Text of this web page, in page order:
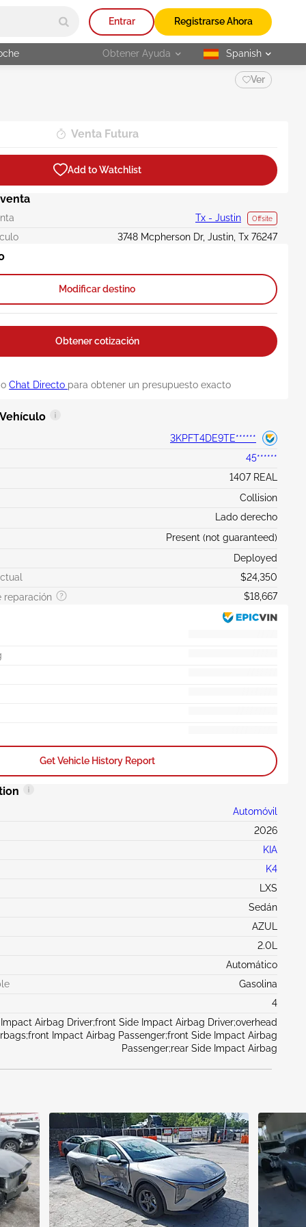
Entrar Registrarse Ahora
Obtener Ayuda selected
Spanish
Ver
Venta Futura
Add to Watchlist
Tx - Justin Offsite
3748 Mcpherson Dr, Justin, Tx 76247
Modificar destino
Obtener cotización
oChat Directo para obtener un presupuesto exacto
3KPFT4DE9TE******
45******
1407 REAL
Collision
Lado derecho
Present (not guaranteed)
Deployed
$24,350
reparación
$18,667
Get Vehicle History Report
Automóvil
2026
KIA
K4
LXS
Sedán
AZUL
2.0L
Automático
Gasolina
4
Impact Airbag Driver;front Side Impact Airbag Driver;overhead
Impact Airbag Passenger;front Side Impact Airbag
Passenger;rear Side Impact Airbag